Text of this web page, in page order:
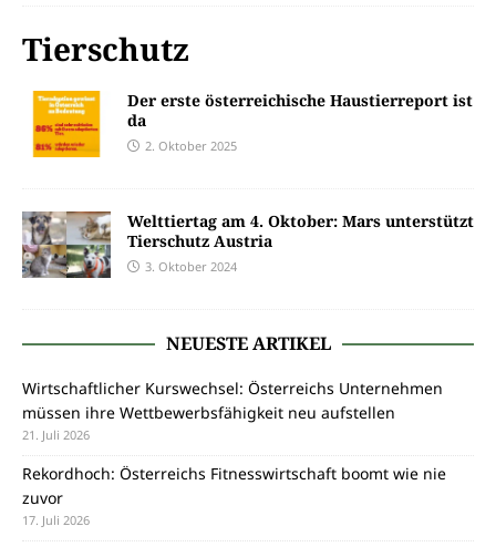
Tierschutz
Der erste österreichische Haustierreport ist
da
2. Oktober 2025
Welttiertag am 4. Oktober: Mars unterstützt
Tierschutz Austria
3. Oktober 2024
NEUESTE ARTIKEL
Wirtschaftlicher Kurswechsel: Österreichs Unternehmen
müssen ihre Wettbewerbsfähigkeit neu aufstellen
21. Juli 2026
Rekordhoch: Österreichs Fitnesswirtschaft boomt wie nie
zuvor
17. Juli 2026